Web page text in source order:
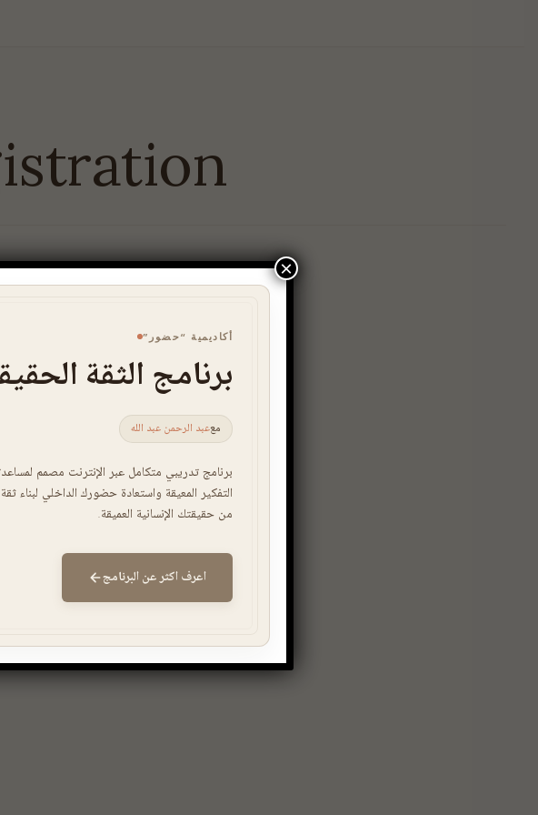
أكاديمية “حضور”
برنامج الثقة
مععبد الرحمن عبد الله
برنامج تدريبي متكامل عبر الإنترنت مصمم
التفكير المعيقة واستعادة حضورك الداخلي لبناء
من حقيقتك الإنسانية العميقة.
اعرف اكثر عن البرنامج
×